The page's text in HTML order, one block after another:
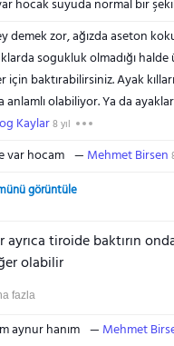
hocak suyuda normal bir
demek zor, ağızda aseton
sogukluk olmadığı
için baktırabilirsiniz. Ayak
olabiliyor. Ya da
Kaylar8 yıl
var hocam Mehmet Birsen
görüntüle
ayrıca tiroide baktırın
olabilir
fazla
aynur hanım Mehmet